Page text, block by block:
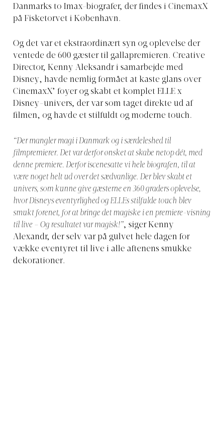
Danmarks to Imax-biografer, der findes i CinemaxX
på Fisketorvet i København.
Og det var et ekstraordinært syn og oplevelse der
ventede de 600 gæster til gallapremieren. Creative
Director, Kenny Aleksandr i samarbejde med
Disney, havde nemlig formået at kaste glans over
CinemaxX’ foyer og skabt et komplet ELLE x
Disney-univers, der var som taget direkte ud af
filmen, og havde et stilfuldt og moderne touch.
“Der mangler magi i Danmark og i særdeleshed til
filmpremierer. Det var derfor ønsket at skabe netop dét, med
denne premiere. Derfor iscenesatte vi hele biografen, til at
være noget helt ud over det sædvanlige. Der blev skabt et
univers, som kunne give gæsterne en 360 graders oplevelse,
hvor Disneys eventyrlighed og ELLEs stilfulde touch blev
smukt forenet, for at bringe det magiske i en premiere-visning
til live – Og resultatet var magisk!”, siger Kenny
Alexandr, der selv var på gulvet hele dagen for
vække eventyret til live i alle aftenens smukke
dekorationer.